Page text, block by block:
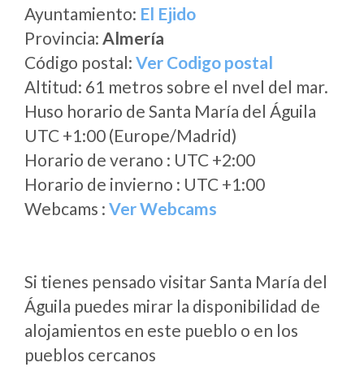
Ayuntamiento: El Ejido
Provincia: Almería
Código postal: Ver Codigo postal
Altitud: 61 metros sobre el nvel del mar.
Huso horario de Santa María del Águila
UTC +1:00 (Europe/Madrid)
Horario de verano : UTC +2:00
Horario de invierno : UTC +1:00
Webcams : Ver Webcams
Si tienes pensado visitar Santa María del
Águila puedes mirar la disponibilidad de
alojamientos en este pueblo o en los
pueblos cercanos